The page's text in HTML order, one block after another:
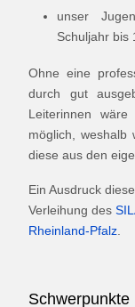
unser
Schuljahr bis
Ohne eine
durch gut
Leiterinnen
möglich, weshalb
diese aus den
Ein Ausdruck
Verleihung des
Rheinland-Pfalz